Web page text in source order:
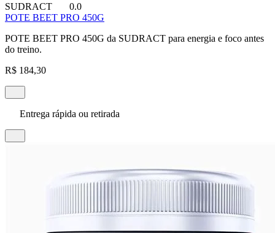
SUDRACT
0.0
POTE BEET PRO 450G
POTE BEET PRO 450G da SUDRACT para energia e foco antes
do treino.
R$ 184,30
Entrega rápida ou retirada